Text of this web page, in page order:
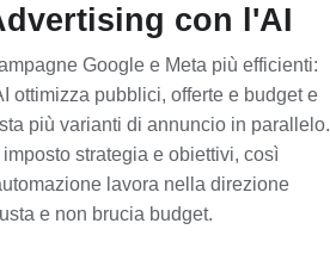
con l'AI
Google e Meta più efficienti:
ottimizza pubblici, offerte e budget e
più varianti di annuncio in parallelo.
imposto strategia e obiettivi, così
lavora nella direzione
e non brucia budget.